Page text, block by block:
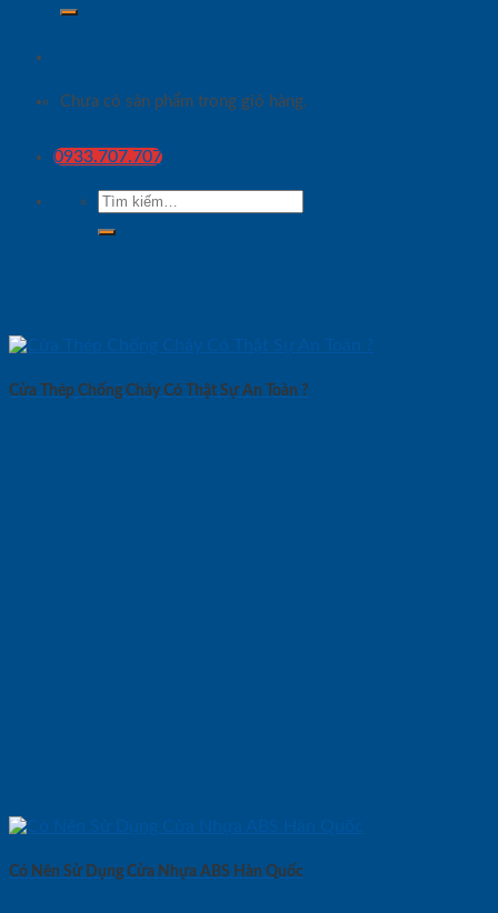
Chưa có sản phẩm trong giỏ hàng.
0933.707.707
Tìm
kiếm:
Cửa Thép Chống Cháy Có Thật Sự An Toàn ?
Có Nên Sử Dụng Cửa Nhựa ABS Hàn Quốc